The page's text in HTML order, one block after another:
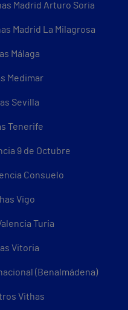
Madrid Arturo Soria
Madrid La Milagrosa
Málaga
Medimar
Sevilla
Tenerife
9 de Octubre
Consuelo
Vigo
Turia
Vitoria
(Benalmádena)
Vithas